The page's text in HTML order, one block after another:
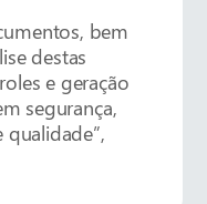
bem
destas
e geração
segurança,
qualidade”,